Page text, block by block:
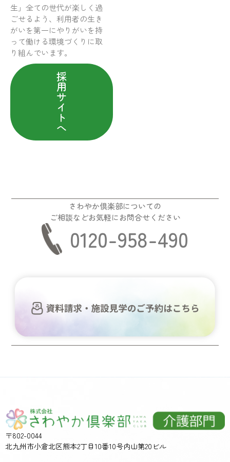
生」全ての世代が楽しく過
ごせるよう、利用者の生き
がいを第一にやりがいを持
って働ける環境づくりに取
り組んでいます。
採
用
サ
イ
ト
へ
さわやか倶楽部についての
ご相談などお気軽にお問合せください
0120-958-490
〒802-0044
北九州市小倉北区熊本2丁目10番10号内山第20ビル